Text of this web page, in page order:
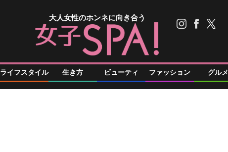
大人女性のホンネに向き合う
ライフスタイル 生き方 ビューティ ファッション グルメ